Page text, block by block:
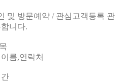
및 방문예약 / 관심고객등록 관
니다.
름,연락처